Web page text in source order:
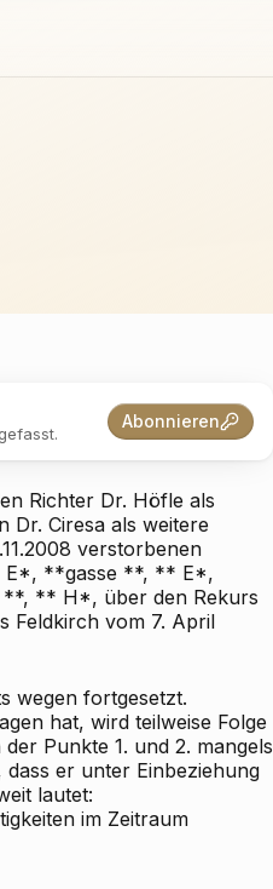
Abonnieren
Richter Dr. Höfle als
Dr. Ciresa als weitere
verstorbenen
E*, **gasse **, ** E*,
**, ** H*, über den Rekurs
Feldkirch vom 7. April
wegen fortgesetzt.
hat, wird teilweise Folge
Punkte 1. und 2. mangels
dass er unter Einbeziehung
lautet:
im Zeitraum